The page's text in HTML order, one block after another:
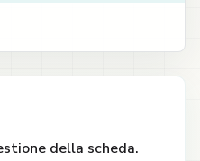
della scheda.